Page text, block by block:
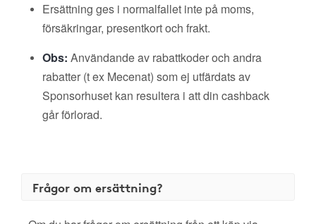
Ersättning ges i normalfallet inte på moms,
försäkringar, presentkort och frakt.
Obs: Användande av rabattkoder och andra
rabatter (t ex Mecenat) som ej utfärdats av
Sponsorhuset kan resultera i att din cashback
går förlorad.
Frågor om ersättning?